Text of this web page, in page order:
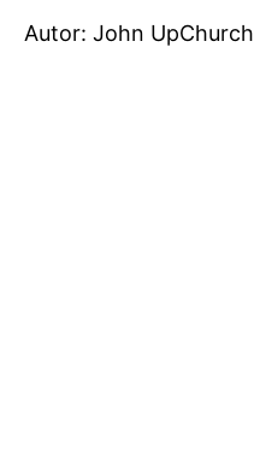
Autor: John UpChurch